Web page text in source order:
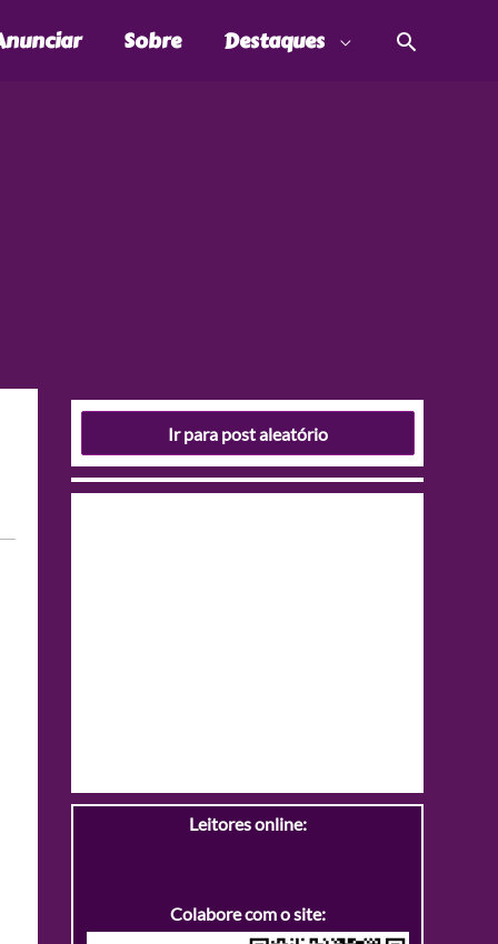
Sobre Destaques
Ir para post aleatório
Leitores online:
Colabore com o site: